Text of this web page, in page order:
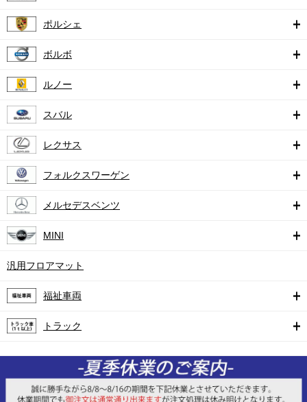
ポルシェ
ボルボ
ルノー
スバル
レクサス
フォルクスワーゲン
メルセデスベンツ
MINI
汎用フロアマット
福祉車両
トラック